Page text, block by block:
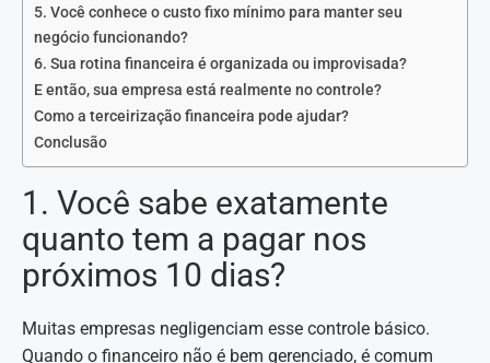
5. Você conhece o custo fixo mínimo para manter seu
negócio funcionando?
6. Sua rotina financeira é organizada ou improvisada?
E então, sua empresa está realmente no controle?
Como a terceirização financeira pode ajudar?
Conclusão
1. Você sabe exatamente
quanto tem a pagar nos
próximos 10 dias?
Muitas empresas negligenciam esse controle básico.
Quando o financeiro não é bem gerenciado, é comum